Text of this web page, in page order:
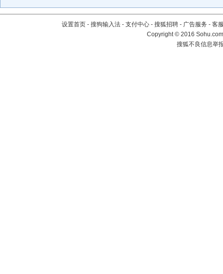
设置首页 - 搜狗输入法 - 支付中心 - 搜狐招聘 - 广告服务 - 客
Copyright©2016
搜狐不良信息举